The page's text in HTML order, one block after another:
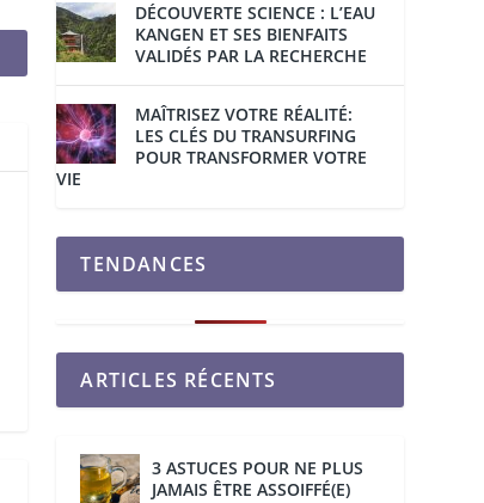
DÉCOUVERTE SCIENCE : L’EAU
KANGEN ET SES BIENFAITS
VALIDÉS PAR LA RECHERCHE
MAÎTRISEZ VOTRE RÉALITÉ:
LES CLÉS DU TRANSURFING
POUR TRANSFORMER VOTRE
VIE
TENDANCES
ARTICLES RÉCENTS
3 ASTUCES POUR NE PLUS
JAMAIS ÊTRE ASSOIFFÉ(E)